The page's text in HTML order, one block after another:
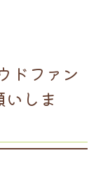
ドファン
しま